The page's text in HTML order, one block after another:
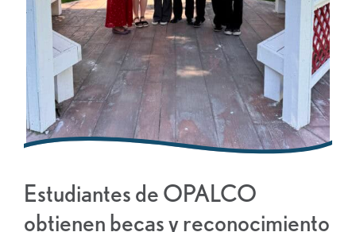
Estudiantes de OPALCO
obtienen becas y reconocimiento